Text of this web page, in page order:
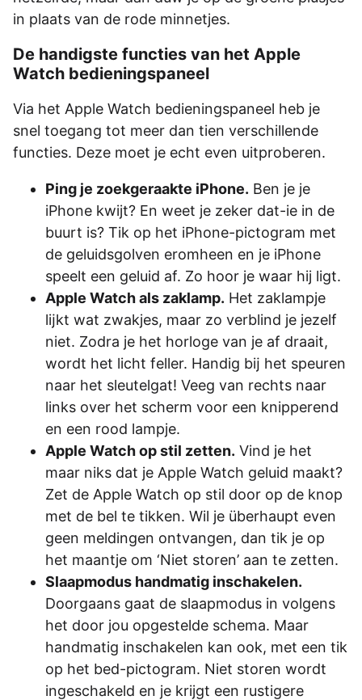
in plaats van de rode minnetjes.
De handigste functies van het Apple
Watch bedieningspaneel
Via het Apple Watch bedieningspaneel heb je
snel toegang tot meer dan tien verschillende
functies. Deze moet je echt even uitproberen.
Ping je zoekgeraakte iPhone. Ben je je
iPhone kwijt? En weet je zeker dat-ie in de
buurt is? Tik op het iPhone-pictogram met
de geluidsgolven eromheen en je iPhone
speelt een geluid af. Zo hoor je waar hij ligt.
Apple Watch als zaklamp. Het zaklampje
lĳkt wat zwakjes, maar zo verblind je jezelf
niet. Zodra je het horloge van je af draait,
wordt het licht feller. Handig bĳ het speuren
naar het sleutelgat! Veeg van rechts naar
links over het scherm voor een knipperend
en een rood lampje.
Apple Watch op stil zetten. Vind je het
maar niks dat je Apple Watch geluid maakt?
Zet de Apple Watch op stil door op de knop
met de bel te tikken. Wil je überhaupt even
geen meldingen ontvangen, dan tik je op
het maantje om ‘Niet storen’ aan te zetten.
Slaapmodus handmatig inschakelen.
Doorgaans gaat de slaapmodus in volgens
het door jou opgestelde schema. Maar
handmatig inschakelen kan ook, met een tik
op het bed-pictogram. Niet storen wordt
ingeschakeld en je krijgt een rustigere